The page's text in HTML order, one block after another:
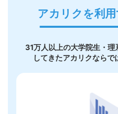
アカリクを利
31万人以上の大学院生・理
してきたアカリクならで